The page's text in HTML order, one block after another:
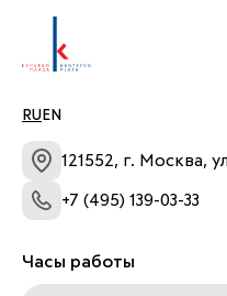
RU EN
121552, г. Москва,
+7 (495) 139-03-33
Часы работы